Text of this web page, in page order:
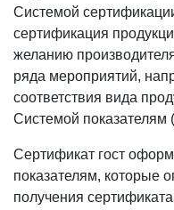
Системой
сертификация
желанию
ряда мероприятий,
соответствия вида
Системой
Сертификат гост
показателям, которые
получения сертификата